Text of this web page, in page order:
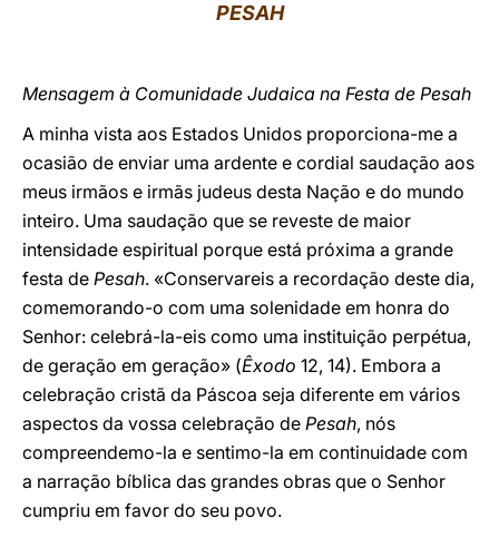
PESAH
Mensagem à Comunidade Judaica na Festa de Pesah
A minha vista aos Estados Unidos proporciona-me a
ocasião de enviar uma ardente e cordial saudação aos
meus irmãos e irmãs judeus desta Nação e do mundo
inteiro. Uma saudação que se reveste de maior
intensidade espiritual porque está próxima a grande
festa de Pesah. «Conservareis a recordação deste dia,
comemorando-o com uma solenidade em honra do
Senhor: celebrá-la-eis como uma instituição perpétua,
de geração em geração» (Êxodo 12, 14). Embora a
celebração cristã da Páscoa seja diferente em vários
aspectos da vossa celebração de Pesah, nós
compreendemo-la e sentimo-la em continuidade com
a narração bíblica das grandes obras que o Senhor
cumpriu em favor do seu povo.